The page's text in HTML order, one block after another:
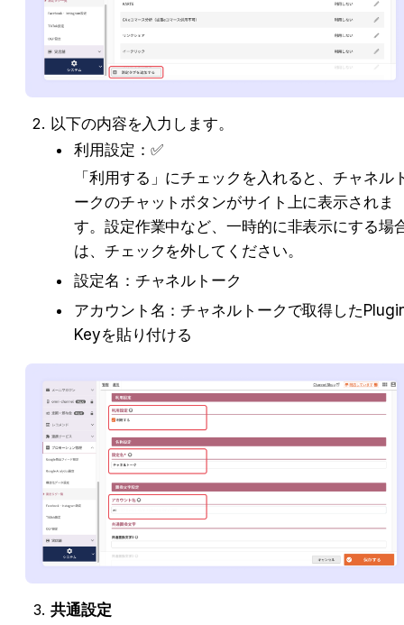
以下の内容を入力します。
利用設定：✅
「利用する」にチェックを入れると、チャネル
ークのチャットボタンがサイト上に表示されま
す。設定作業中など、一時的に非表示にする場
は、チェックを外してください。
設定名：チャネルトーク
アカウント名：チャネルトークで取得した
Keyを貼り付ける
共通設定